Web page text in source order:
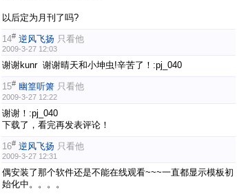
以后定为月刊了吗?
14# 逆风飞扬 只看他
2009-3-27 12:03
谢谢kunr 谢谢晴天和小坤虫!辛苦了！:pj_040
15# 幽篁听箫 只看他
2009-3-27 12:22
谢谢！:pj_040
下载了，看完再发表评论！
16# 逆风飞扬 只看他
2009-3-27 12:31
偶安装了那个软件还是不能在线观看~~~一直都显示模板初
始化中。。。。